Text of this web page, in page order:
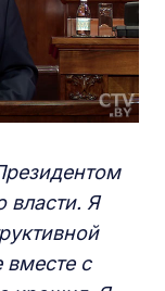
власти. Я
вместе с